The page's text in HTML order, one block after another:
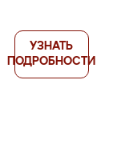
УЗНАТЬ
ПОДРОБНОСТИ